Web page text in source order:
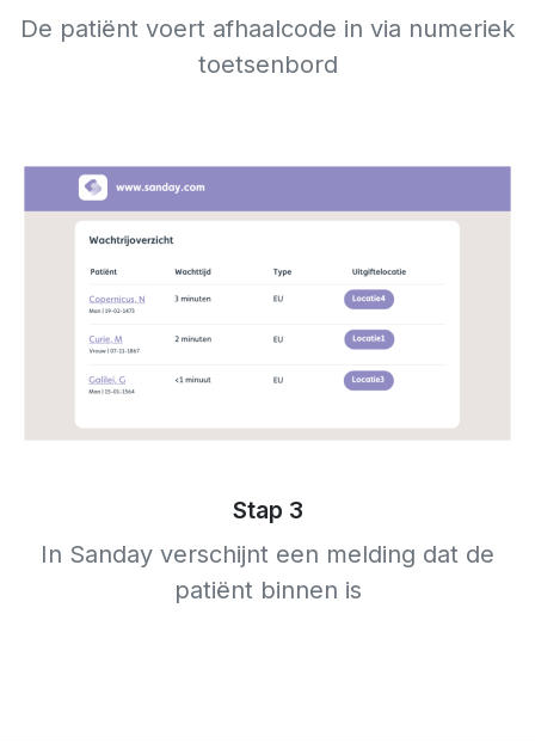
De patiënt voert afhaalcode in via numeriek
toetsenbord
Stap 3
In Sanday verschijnt een melding dat de
patiënt binnen is